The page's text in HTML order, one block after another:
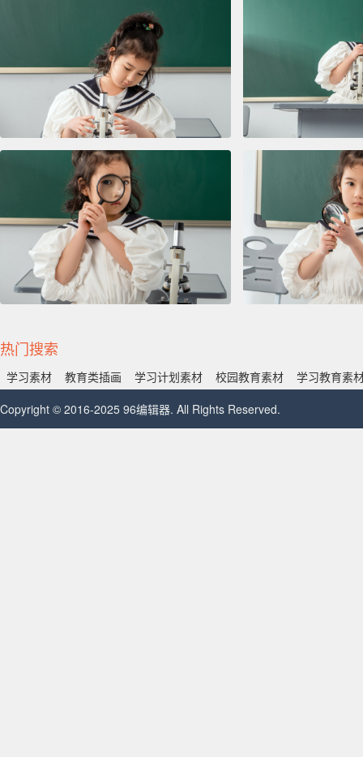
热门搜索
学习素材 教育类插画 学习计划素材 校园教育素材
学习教育素
Copyright © 2016-2025 96编辑器. All Rights Reserved.